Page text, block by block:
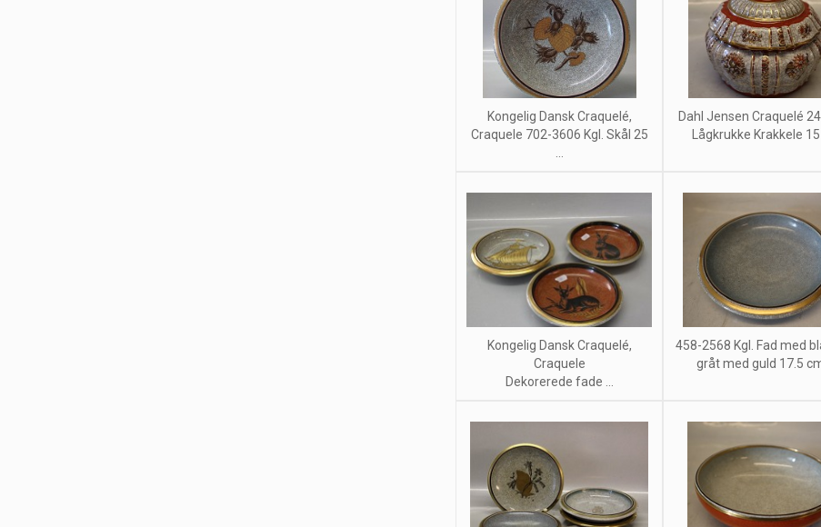
Kongelig Dansk Craquelé,
Craquele 702-3606 Kgl. Skål 25
Dahl Jensen Craquelé
Lågkrukke Krakkele 15
Kongelig Dansk Craquelé,
Craquele
Dekorerede fade ...
458-2568 Kgl. Fad med
gråt med guld 17.5 cm